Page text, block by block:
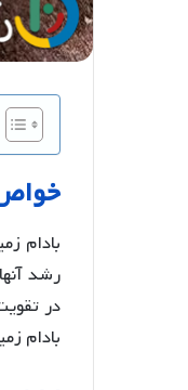
بادام
رشد
در
بادام